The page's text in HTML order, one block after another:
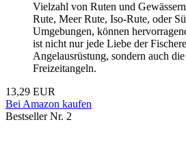
Vielzahl von Ruten und
Rute, Meer Rute, Iso-Rute, oder
Umgebungen, können
ist nicht nur jede Liebe der
Angelausrüstung, sondern auch
Freizeitangeln.
13,29 EUR
Bei Amazon kaufen
Bestseller Nr. 2